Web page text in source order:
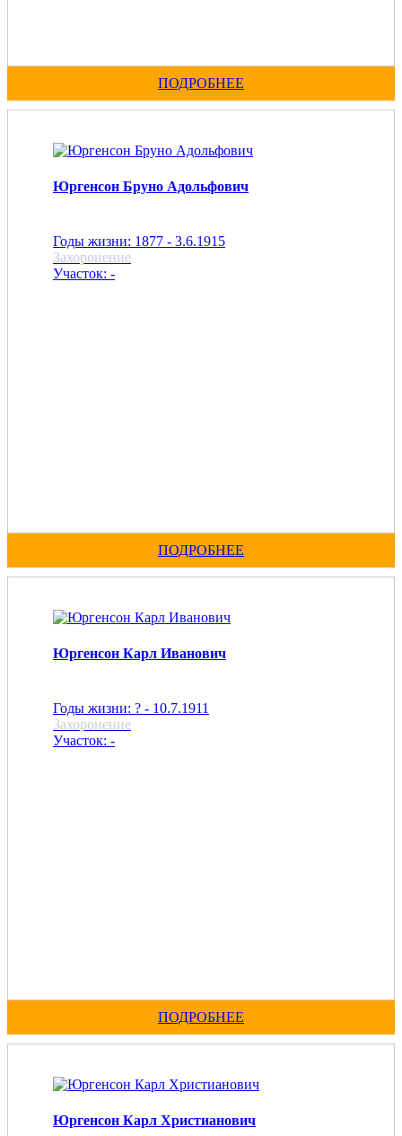
ПОДРОБНЕЕ
Юргенсон Бруно Адольфович
Годы жизни: 1877 - 3.6.1915
Захоронение
Участок: -
ПОДРОБНЕЕ
Юргенсон Карл Иванович
Годы жизни: ? - 10.7.1911
Захоронение
Участок: -
ПОДРОБНЕЕ
Юргенсон Карл Христианович